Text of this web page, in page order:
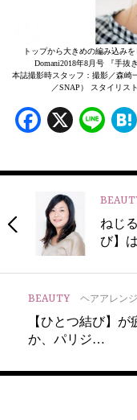
トップから大きめの編み込み
Domani2018年8月号 『手抜
本誌撮影時スタッフ：撮影／森崎
／SNAP） スタイリス
Facebook
X Line
ねじ
び】
BEAUTY ヘアアレンジ
【ひとつ結び】
か、パリジ…